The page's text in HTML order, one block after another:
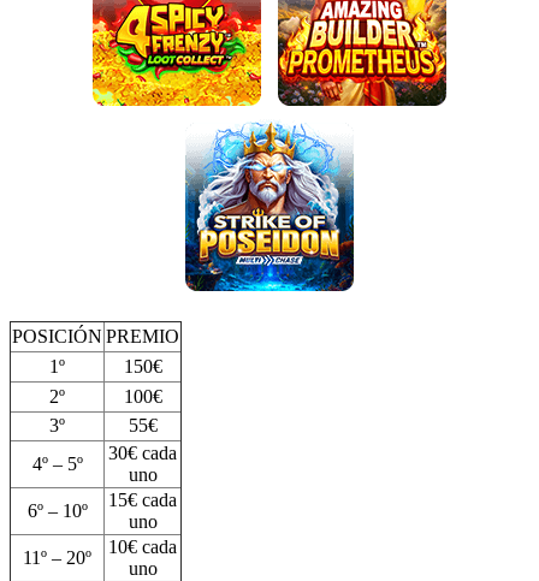
POSICIÓN PREMIO
1º
150€
2º
100€
3º
55€
4º – 5º
30€ cada
uno
6º – 10º
15€ cada
uno
11º – 20º
10€ cada
uno